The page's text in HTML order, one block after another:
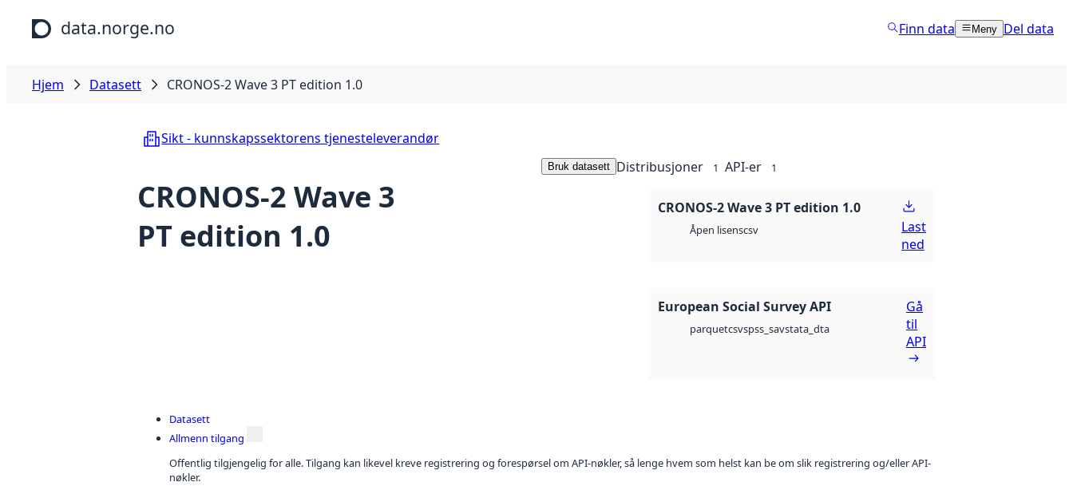
Hopp til hovedinnhold
data.norge.no Finn data Meny Del data
Hjem Datasett CRONOS-2 Wave 3 PT edition 1.0
Sikt - kunnskapssektorens tjenesteleverandør
CRONOS-2 Wave 3
PT edition 1.0
Bruk datasett Distribusjoner 1 API-er 1
CRONOS-2 Wave 3 PT edition 1.0
Åpen lisenscsv
Last
ned
European Social Survey API
parquetcsvspss_savstata_dta
Gå
til
API
Datasett
Allmenn tilgang
Offentlig tilgjengelig for alle. Tilgang kan likevel kreve registrering og forespørsel om API-nøkler, så lenge hvem som helst kan be om slik registrering og/eller API-
nøkler.